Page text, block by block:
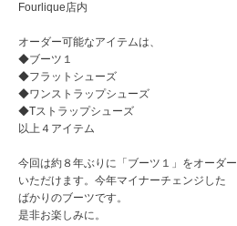
Fourlique店内
オーダー可能なアイテムは、
◆ブーツ１
◆フラットシューズ
◆ワンストラップシューズ
◆Tストラップシューズ
以上４アイテム
今回は約８年ぶりに「ブーツ１」をオーダー
いただけます。今年マイナーチェンジした
ばかりのブーツです。
是非お楽しみに。